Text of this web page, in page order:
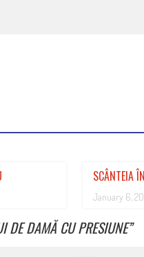
SCÂNTEIA
January 6,
DE DAMĂ CU PRESIUNE”